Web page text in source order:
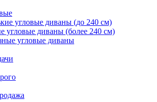
угловые диваны (до 240 см)
угловые диваны (более 240 см)
угловые диваны